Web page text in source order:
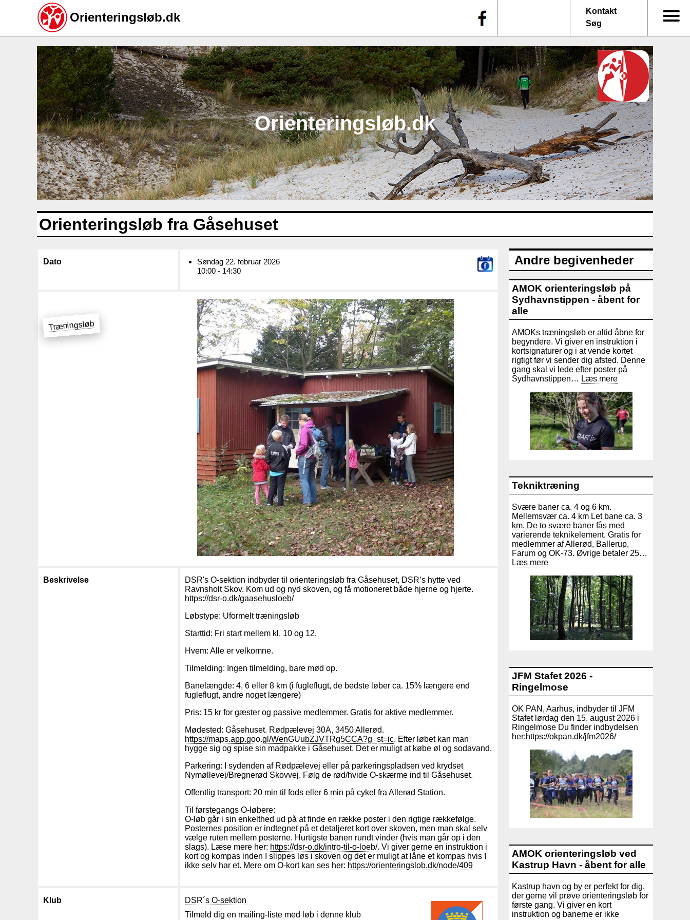
Gå
til
hovedindhold
Orienteringsløb.dk
Kontakt
Søg
Orienteringsløb.dk
Orienteringsløb fra Gåsehuset
Andre begivenheder
AMOK orienteringsløb på
Sydhavnstippen - åbent for
alle
AMOKs træningsløb er altid åbne for
begyndere. Vi giver en instruktion i
kortsignaturer og i at vende kortet
rigtigt før vi sender dig afsted. Denne
gang skal vi lede efter poster på
Sydhavnstippen… Læs mere
Tekniktræning
Svære baner ca. 4 og 6 km.
Mellemsvær ca. 4 km Let bane ca. 3
km. De to svære baner fås med
varierende teknikelement. Gratis for
medlemmer af Allerød, Ballerup,
Farum og OK-73. Øvrige betaler 25…
Læs mere
JFM Stafet 2026 -
Ringelmose
OK PAN, Aarhus, indbyder til JFM
Stafet lørdag den 15. august 2026 i
Ringelmose Du finder indbydelsen
her:https://okpan.dk/jfm2026/
AMOK orienteringsløb ved
Kastrup Havn - åbent for alle
Kastrup havn og by er perfekt for dig,
der gerne vil prøve orienteringsløb for
første gang. Vi giver en kort
instruktion og banerne er ikke
Dato
Søndag 22. februar 2026
10:00 - 14:30
Træningsløb
Beskrivelse
DSR's O-sektion indbyder til orienteringsløb fra Gåsehuset, DSR’s hytte ved
Ravnsholt Skov. Kom ud og nyd skoven, og få motioneret både hjerne og hjerte.
https://dsr-o.dk/gaasehusloeb/
Løbstype: Uformelt træningsløb
Starttid: Fri start mellem kl. 10 og 12.
Hvem: Alle er velkomne.
Tilmelding: Ingen tilmelding, bare mød op.
Banelængde: 4, 6 eller 8 km (i fugleflugt, de bedste løber ca. 15% længere end
fugleflugt, andre noget længere)
Pris: 15 kr for gæster og passive medlemmer. Gratis for aktive medlemmer.
Mødested: Gåsehuset. Rødpælevej 30A, 3450 Allerød.
https://maps.app.goo.gl/WenGUubZJVTRg5CCA?g_st=ic. Efter løbet kan man
hygge sig og spise sin madpakke i Gåsehuset. Det er muligt at købe øl og sodavand.
Parkering: I sydenden af Rødpælevej eller på parkeringspladsen ved krydset
Nymøllevej/Bregnerød Skovvej. Følg de rød/hvide O-skærme ind til Gåsehuset.
Offentlig transport: 20 min til fods eller 6 min på cykel fra Allerød Station.
Til førstegangs O-løbere:
O-løb går i sin enkelthed ud på at finde en række poster i den rigtige rækkefølge.
Posternes position er indtegnet på et detaljeret kort over skoven, men man skal selv
vælge ruten mellem posterne. Hurtigste banen rundt vinder (hvis man går op i den
slags). Læse mere her: https://dsr-o.dk/intro-til-o-loeb/. Vi giver gerne en instruktion i
kort og kompas inden I slippes løs i skoven og det er muligt at låne et kompas hvis I
ikke selv har et. Mere om O-kort kan ses her: https://orienteringslob.dk/node/409
Klub
DSR´s O-sektion
Tilmeld dig en mailing-liste med løb i denne klub